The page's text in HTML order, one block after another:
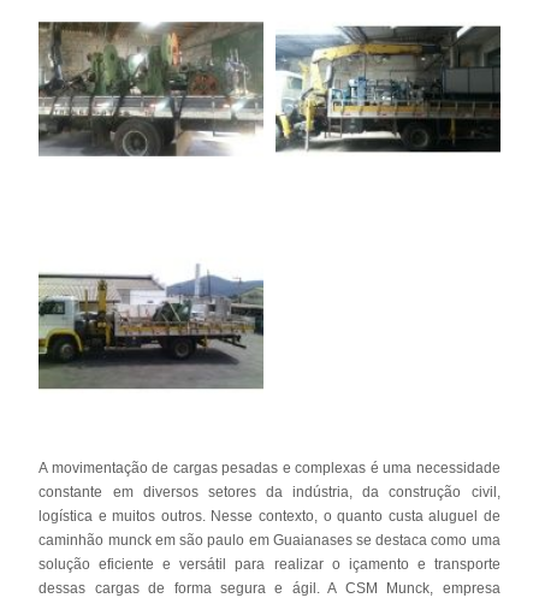
A movimentação de cargas pesadas e complexas é uma necessidade
constante em diversos setores da indústria, da construção civil,
logística e muitos outros. Nesse contexto, o quanto custa aluguel de
caminhão munck em são paulo em Guaianases se destaca como uma
solução eficiente e versátil para realizar o içamento e transporte
dessas cargas de forma segura e ágil. A CSM Munck, empresa